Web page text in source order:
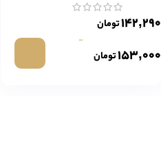
۱۴۲,۲۹۰تومان
-
۱۵۳,۰۰۰تومان